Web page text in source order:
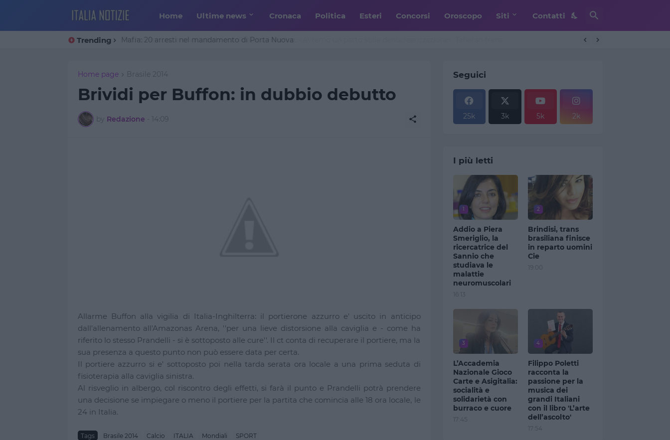
Home Ultime news Cronaca Politica Esteri Concorsi Oroscopo Siti Contatti
Trending Mafia: 20 arresti nel mandamento di Porta Nuova
Trump annuncia un accordo con l’Iran su Hormuz: «Avremo un patto sulla denuclearizzazione». Teheran frena
Home page Brasile 2014
Brividi per Buffon: in dubbio debutto
by Redazione - 14:09
Allarme Buffon alla vigilia di Italia-Inghilterra: il portierone azzurro e' uscito in anticipo
dall'allenamento all'Amazonas Arena, ''per una lieve distorsione alla caviglia e - come ha
riferito lo stesso Prandelli - si è sottoposto alle cure''. Il ct conta di recuperare il portiere, ma la
sua presenza a questo punto non può essere data per certa.
Il portiere azzurro si e' sottoposto poi nella tarda serata ora locale a una prima seduta di
fisioterapia alla caviglia sinistra.
Al risveglio in albergo, col riscontro degli effetti, si farà il punto e Prandelli potrà prendere
una decisione se impiegare o meno il portiere per la partita che comincia alle 18 ora locale, le
24 in Italia.
Tags Brasile 2014 Calcio ITALIA Mondiali SPORT
Seguici
25k 3k 5k 2k
I più letti
1
Addio a Piera
Smeriglio, la
ricercatrice del
Sannio che
studiava le
malattie
neuromuscolari
16:13
2
Brindisi, trans
brasiliana finisce
in reparto uomini
Cie
19:00
3
L’Accademia
Nazionale Gioco
Carte e Asigitalia:
socialità e
solidarietà con
burraco e cuore
17:45
4
Filippo Poletti
racconta la
passione per la
musica dei
grandi Italiani
con il libro 'L’arte
dell’ascolto'
17:54